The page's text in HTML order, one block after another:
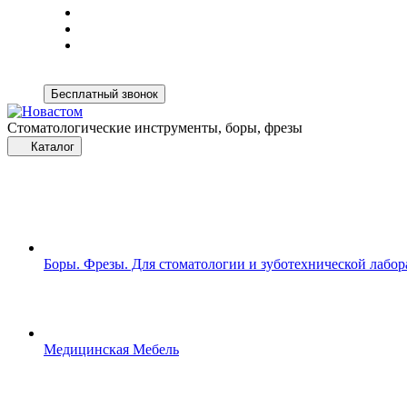
Бесплатный звонок
Стоматологические инструменты, боры, фрезы
Каталог
Боры. Фрезы. Для стоматологии и зуботехнической
Медицинская Мебель